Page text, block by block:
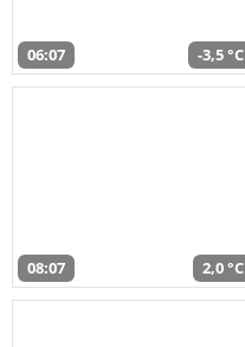
06:07 -3,5 °C
08:07 2,0 °C